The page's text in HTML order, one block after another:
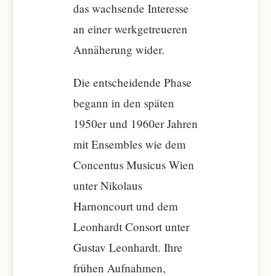
das wachsende Interesse
an einer werkgetreueren
Annäherung wider.
Die entscheidende Phase
begann in den späten
1950er und 1960er Jahren
mit Ensembles wie dem
Concentus Musicus Wien
unter Nikolaus
Harnoncourt und dem
Leonhardt Consort unter
Gustav Leonhardt. Ihre
frühen Aufnahmen,